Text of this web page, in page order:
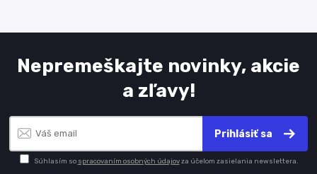
Nepremeškajte novinky, akcie
a zľavy!
Prihlásiť sa
Súhlasím so spracovaním osobných údajovza účelom zasielania newslettera.